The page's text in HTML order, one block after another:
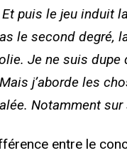
puis le jeu induit
le second degré,
Je ne suis dupe
j’aborde les
Notamment sur
entre le